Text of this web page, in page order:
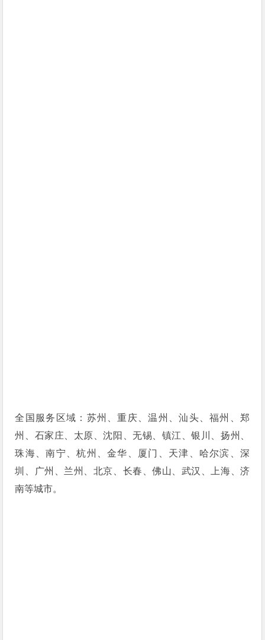
全国服务区域：苏州、重庆、温州、汕头、福州、郑
州、石家庄、太原、沈阳、无锡、镇江、银川、扬州、
珠海、南宁、杭州、金华、厦门、天津、哈尔滨、深
圳、广州、兰州、北京、长春、佛山、武汉、上海、济
南等城市。